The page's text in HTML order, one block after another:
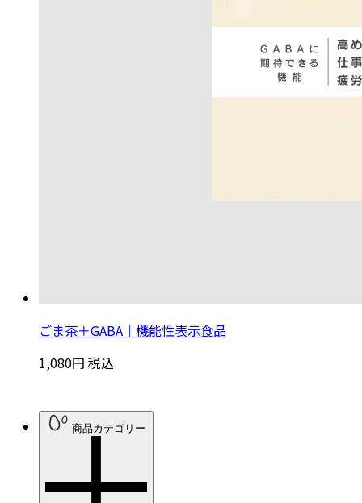
ごま茶＋GABA｜機能性表示食品
1,080円 税込
商品カテゴリー